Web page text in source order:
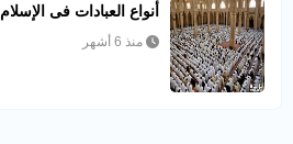
أنواع العبادات فى الإسلام
منذ 6 أشهر